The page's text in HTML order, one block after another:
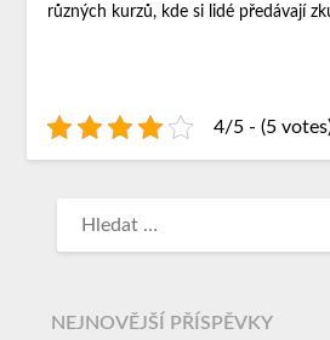
různých kurzů, kde si lidé předávají
4/5 - (5
NEJNOVĚJŠÍ PŘÍSPĚVKY